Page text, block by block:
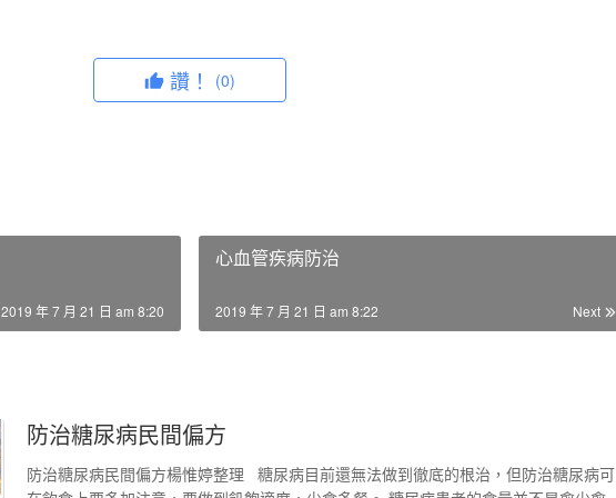
讚！ (0)
2019 年 7 月 21 日 am 8:20
心血管疾病防治
Next
2019 年 7 月 21 日 am 8:22
防治糖尿病民間偏方
防治糖尿病民間偏方楊惟婷整理 糖尿病目前還無法做到徹底的根治，但防治糖尿病可